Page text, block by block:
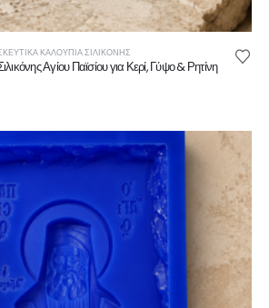
ΚΑΛΟΎΠΙΑ ΣΙΛΙΚΌΝΗΣ
Αγίου Παϊσίου για Κερί, Γύψο & Ρητίνη